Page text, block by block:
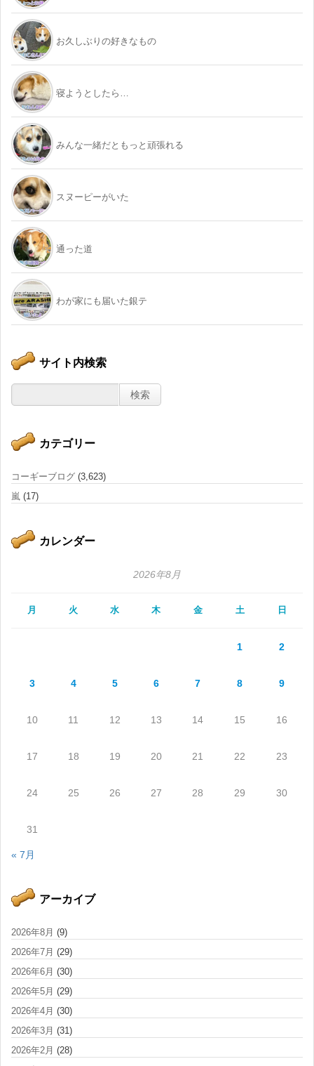
お久しぶりの好きなもの
寝ようとしたら…
みんな一緒だともっと頑張れる
スヌーピーがいた
通った道
わが家にも届いた銀テ
サイト内検索
カテゴリー
コーギーブログ (3,623)
嵐 (17)
カレンダー
2026年8月
月 火 水 木 金 土 日
1 2
3 4 5 6 7 8 9
10 11 12 13 14 15 16
17 18 19 20 21 22 23
24 25 26 27 28 29 30
31
« 7月
アーカイブ
2026年8月 (9)
2026年7月 (29)
2026年6月 (30)
2026年5月 (29)
2026年4月 (30)
2026年3月 (31)
2026年2月 (28)